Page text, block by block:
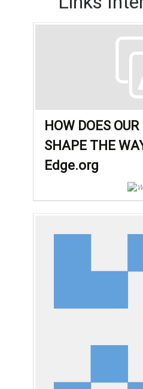
HOW DOES
SHAPE THE
Edge.org